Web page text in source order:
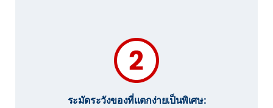
ระมัดระวังของที่แตกง่ายเป็นพิเศษ: